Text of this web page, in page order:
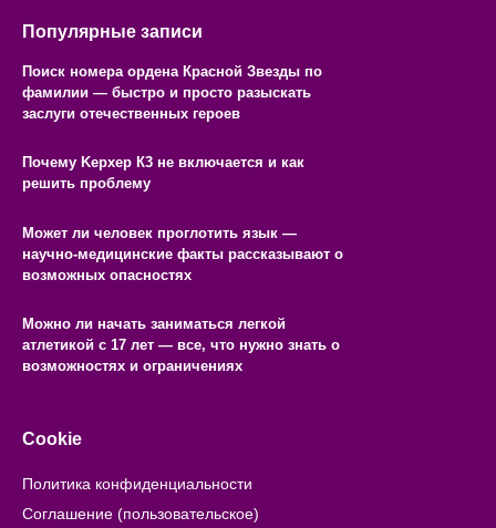
Популярные записи
Поиск номера ордена Красной Звезды по
фамилии — быстро и просто разыскать
заслуги отечественных героев
Почему Kерхер К3 не включается и как
решить проблему
Может ли человек проглотить язык —
научно-медицинские факты рассказывают о
возможных опасностях
Можно ли начать заниматься легкой
атлетикой с 17 лет — все, что нужно знать о
возможностях и ограничениях
Cookie
Политика конфиденциальности
Соглашение (пользовательское)